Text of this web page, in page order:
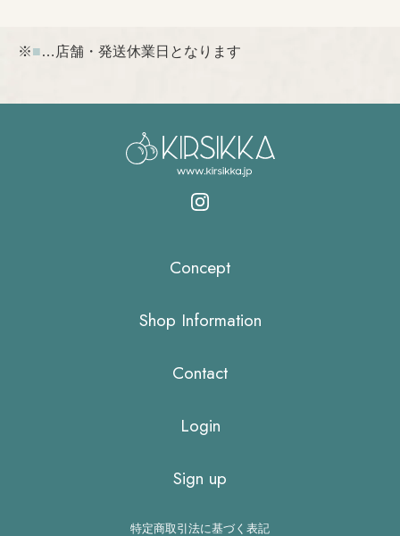
※■…店舗・発送休業日となります
Concept
Shop Information
Contact
Login
Sign up
特定商取引法に基づく表記